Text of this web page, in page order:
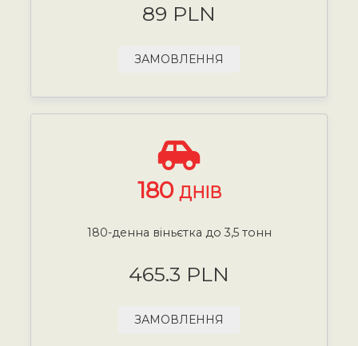
89 PLN
ЗАМОВЛЕННЯ
180 ДНІВ
180-денна віньєтка до 3,5 тонн
465.3 PLN
ЗАМОВЛЕННЯ